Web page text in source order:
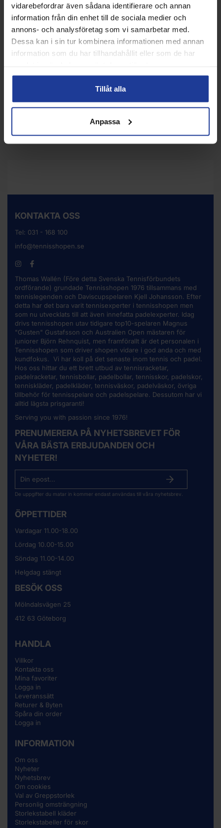
vidarebefordrar även sådana identifierare och annan
information från din enhet till de sociala medier och
annons- och analysföretag som vi samarbetar med.
Dessa kan i sin tur kombinera informationen med annan
information som du har tillhandahållit eller som de har
Tillåt alla
Anpassa
Padelracket
1 199 kr 2 400 kr
Info Köp
Padelracket
1 499 kr 2 995 kr
Info
lancerade sina modeller. Efter en stor succé i latinamerika har
dem skapat sig ett namn världen över. Prince som märke har
en bra grund även i padel. De erbjuder många modeller, allt
senaste utvecklingen. Hitta ditt nya padelracket från Prince
Padel hos oss.
KONTAKTA OSS
Tel: 031 - 168 100
info@tennisshopen.se
Thomas Wallén (Före detta Svenska Tennisförbundets
ordförande) grundade Tennisshopen 1976 tillsammans med
tennislegenden och Daviscupspelaren Kjell Johansson. Efter
detta har det bara varit tennisexperter i tennisshopen men
som nu utvecklats till att även innefatta padelexperter. Idag
drivs tennisshopen utav tidigare top10-spelaren Magnus
"Gusten" Gustafsson och Australien Open mästaren för
juniorer Björn Rehnquist, men framförallt är det personalen i
Tennisshopen som driver shopen vidare i god anda och med
kundfokus. Vi har koll på det senaste inom tennis och padel.
Hos oss hittar du ett brett utbud av tennisracketar,
padelracketar, tennisbollar, padelbollar, tennisskor, padelskor,
tenniskläder, padelkläder, tennisväskor, padelväskor, övriga
tillbehör för tennisspelare och padelspelare. Dessutom har vi
alltid lägsta prisgaranti!
Serving you with passion since 1976!
PRENUMERERA PÅ NYHETSBREVET FÖR
VÅRA BÄSTA ERBJUDANDEN OCH
NYHETER!
De uppgifter du matar in kommer endast användas till våra nyhetsbrev.
ÖPPETTIDER
Vardagar 11.00-18.00
Lördag 10.00-15.00
Söndag 11.00-14.00
Helgdag stängt
BESÖK OSS
Mölndalsvägen 25
412 63 Göteborg
HANDLA
Villkor
Kontakta oss
Mina favoriter
Logga in
Leveranssätt
Returer & Byten
Spåra din order
Logga in
INFORMATION
Om oss
Nyheter
Nyhetsbrev
Om cookies
Val av Greppstorlek
Personlig omsträngning
Storlekstabell kläder
Storlekstabeller för skor